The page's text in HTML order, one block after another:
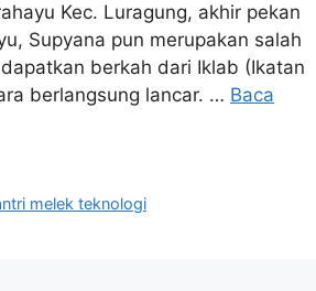
Kec. Luragung, akhir pekan
Supyana pun merupakan salah
berkah dari Iklab (Ikatan
berlangsung lancar. … Baca
melek teknologi